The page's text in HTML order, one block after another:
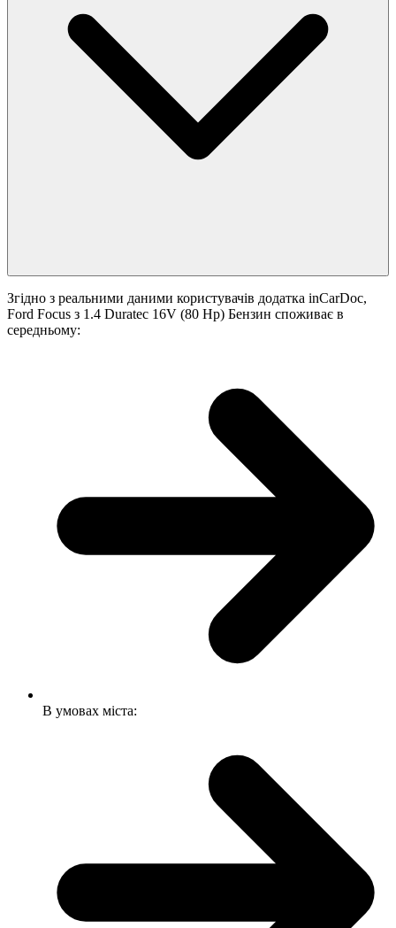
Згідно з реальними даними користувачів додатка inCarDoc,
Ford Focus з 1.4 Duratec 16V (80 Hp) Бензин споживає в
середньому:
В умовах міста: